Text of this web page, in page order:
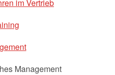
im Vertrieb
Management